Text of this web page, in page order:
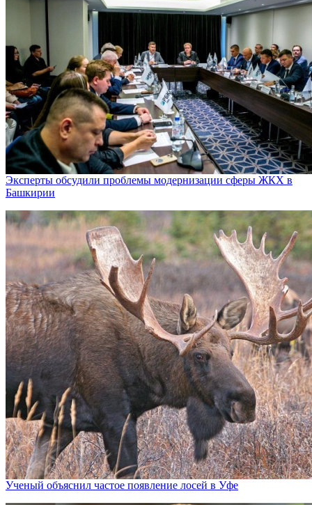
Эксперты обсудили проблемы модернизации сферы ЖКХ в
Башкирии
Ученый объяснил частое появление лосей в Уфе